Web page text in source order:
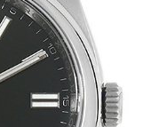
パテック
フィリップ